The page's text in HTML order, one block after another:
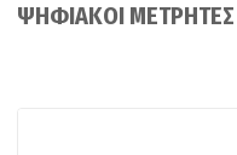
ΨΗΦΙΑΚΟΙ